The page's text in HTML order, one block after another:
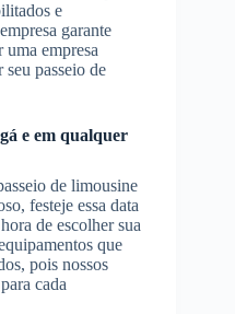
e
garante
empresa
seu passeio de
e em qualquer
de limousine
festeje essa data
de escolher sua
que
pois nossos
cada